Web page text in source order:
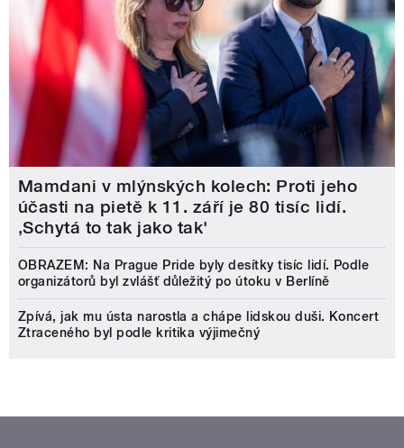
Mamdani v mlýnských kolech: Proti jeho
účasti na pietě k 11. září je 80 tisíc lidí.
‚Schytá to tak jako tak'
OBRAZEM: Na Prague Pride byly desítky tisíc lidí. Podle
organizátorů byl zvlášť důležitý po útoku v Berlíně
Zpívá, jak mu ústa narostla a chápe lidskou duši. Koncert
Ztraceného byl podle kritika výjimečný